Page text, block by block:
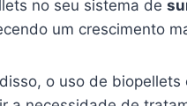
no seu sistema de
um crescimento
o uso de